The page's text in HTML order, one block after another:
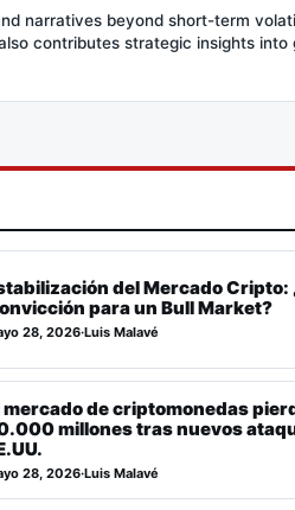
narratives beyond short-term
contributes strategic insights into
del Mercado Cripto:
para un Bull Market?
28, 2026·Luis Malavé
mercado de criptomonedas
millones tras nuevos
28, 2026·Luis Malavé